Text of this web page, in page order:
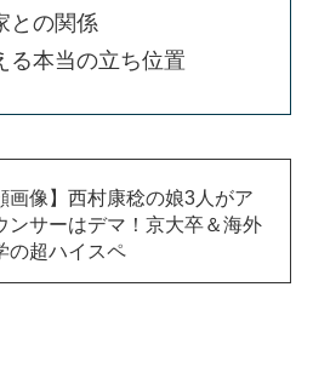
との関係
る本当の立ち位置
画像】西村康稔の娘3人がア
ンサーはデマ！京大卒＆海外
の超ハイスペ